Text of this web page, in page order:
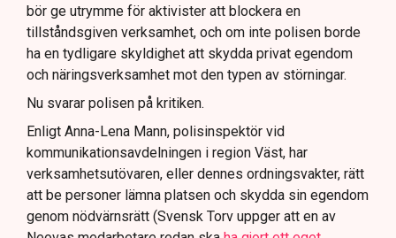
bör ge utrymme för aktivister att blockera en
tillståndsgiven verksamhet, och om inte polisen borde
ha en tydligare skyldighet att skydda privat egendom
och näringsverksamhet mot den typen av störningar.
Nu svarar polisen på kritiken.
Enligt Anna-Lena Mann, polisinspektör vid
kommunikationsavdelningen i region Väst, har
verksamhetsutövaren, eller dennes ordningsvakter, rätt
att be personer lämna platsen och skydda sin egendom
genom nödvärnsrätt (Svensk Torv uppger att en av